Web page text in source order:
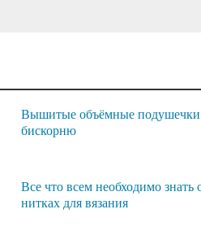
Вышитые объёмные подушечки
бискорню
Все что всем необходимо знать
нитках для вязания